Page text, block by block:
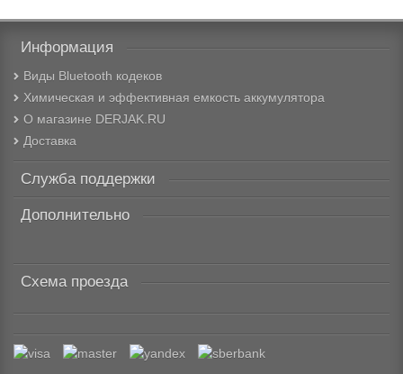
Информация
Виды Bluetooth кодеков
Химическая и эффективная емкость аккумулятора
О магазине DERJAK.RU
Доставка
Служба поддержки
Дополнительно
Схема проезда